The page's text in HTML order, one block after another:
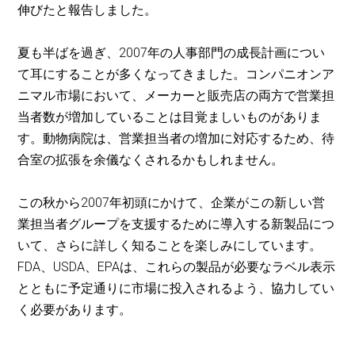
伸びたと報告しました。
夏も半ばを過ぎ、2007年の人事部門の成長計画につい
て耳にすることが多くなってきました。コンパニオンア
ニマル市場において、メーカーと販売店の両方で営業担
当者数が増加していることは目覚ましいものがありま
す。動物病院は、営業担当者の増加に対応するため、待
合室の拡張を余儀なくされるかもしれません。
この秋から2007年初頭にかけて、企業がこの新しい営
業担当者グループを支援するために導入する新製品につ
いて、さらに詳しく知ることを楽しみにしています。
FDA、USDA、EPAは、これらの製品が必要なラベル表示
とともに予定通りに市場に投入されるよう、協力してい
く必要があります。